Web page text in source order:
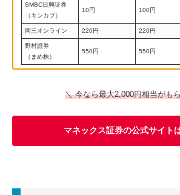
SMBC日興証券
（キンカブ）
10円 100円
岡三オンライン 220円 220円
野村證券
（まめ株）
550円 550円
＼ 今なら最大2,000円相当がも
マネックス証券の公式サイト